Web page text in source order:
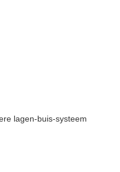
lagen-buis-systeem